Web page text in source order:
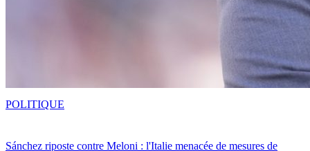
Sánchez riposte contre Meloni : l'Italie menacée de mesures de
POLITIQUE